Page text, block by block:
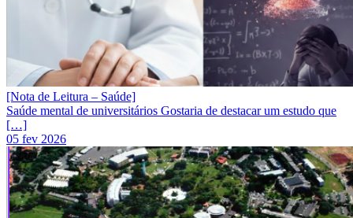
[Nota de Leitura – Saúde]
Saúde mental de universitários Gostaria de destacar um estudo que
[…]
05 fev 2026